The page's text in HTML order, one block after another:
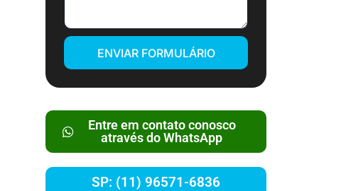
ENVIAR FORMULÁRIO
Entre em contato conosco
através do WhatsApp
SP: (11) 96571-6836